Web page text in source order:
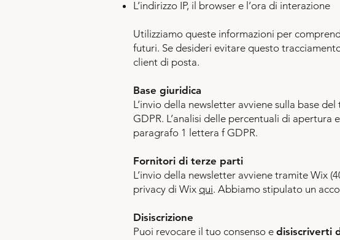
L’indirizzo IP, il browser e l’ora di interazione
Utilizziamo queste informazioni per
futuri. Se desideri evitare questo
client di posta.
Base giuridica
L’invio della newsletter avviene sulla base
GDPR. L’analisi delle percentuali di
paragrafo 1 lettera f GDPR.
Fornitori di terze parti
L’invio della newsletter avviene tramite Wix
privacy di Wix qui. Abbiamo stipulato un
Disiscrizione
Puoi revocare il tuo consenso e disiscriverti